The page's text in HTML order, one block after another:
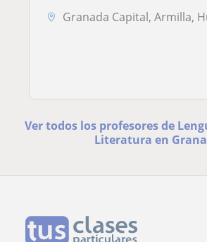
Granada Capital, Armilla, Huétor Vega,
Ver todos los profesores de
Literatura en